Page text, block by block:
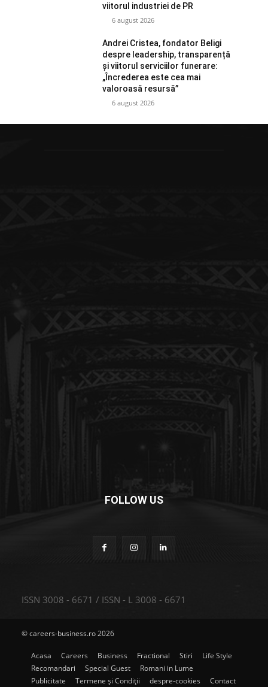
viitorul industriei de PR
6 august 2026
Andrei Cristea, fondator Beligi
despre leadership, transparență
și viitorul serviciilor funerare:
„Încrederea este cea mai
valoroasă resursă”
6 august 2026
FOLLOW US
ISSN 3008 - 6671 / ISSN - L 3008 - 6671
© careers-business.ro 2026
Acasa Careers Business Fractional Stiri
Life Style
Recomandari
Special Guest
Romani in Lume
Publicitate
Termene și Condiții despre-cookies Contact